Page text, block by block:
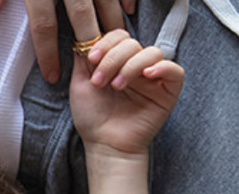
Wegbeschreibung erhalten